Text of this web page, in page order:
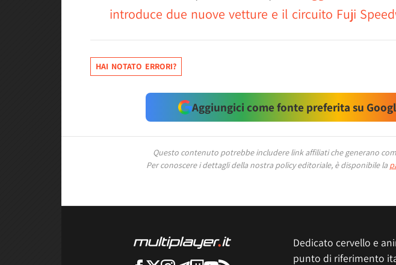
introduce due nuove vetture e il circuito Fuji
HAI NOTATO ERRORI?
Aggiungici come fonte preferita su
Questo contenuto potrebbe includere link affiliati che generano
Per conoscere i dettagli della nostra policy editoriale, è disponibile la
Dedicato cervello e
punto di riferimento